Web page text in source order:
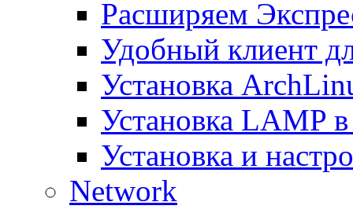
Расширяем
Удобный клиент
Установка
Установка LAMP
Установка и
Network